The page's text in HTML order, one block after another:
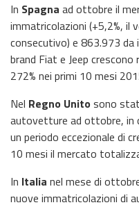
In Spagna ad ottobre il
immatricolazioni (+5,2%, il
consecutivo) e 863.973 da
brand Fiat e Jeep
272% nei primi 10 mesi
Nel Regno Unito sono
autovetture ad ottobre, in
un periodo eccezionale di
10 mesi il mercato
In Italia nel mese di
nuove immatricolazioni di